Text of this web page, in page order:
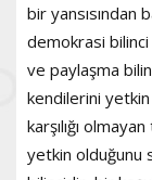
bir yansısından
demokrasi
ve paylaşma
kendilerini
karşılığı
yetkin olduğunu